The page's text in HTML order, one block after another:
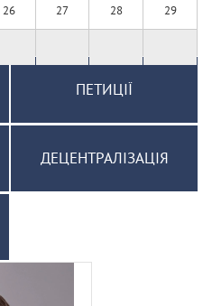
26 27 28 29
ПЕТИЦІЇ
ДЕЦЕНТРАЛІЗАЦІЯ